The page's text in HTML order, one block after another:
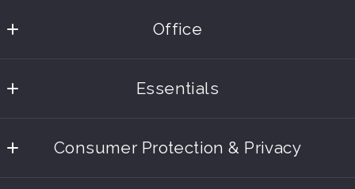
Office
9878 W Belleview Ave #2024
80123
Essentials
Properties
Consumer Protection & Privacy